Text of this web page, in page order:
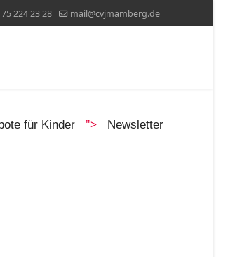
224 23 28 mail@cvjmamberg.de
für Kinder "> Newsletter